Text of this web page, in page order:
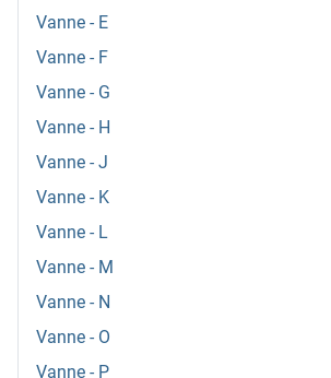
Vanne - E
Vanne - F
Vanne - G
Vanne - H
Vanne - J
Vanne - K
Vanne - L
Vanne - M
Vanne - N
Vanne - O
Vanne - P